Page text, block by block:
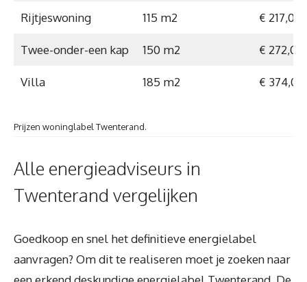
Rijtjeswoning 115 m2 € 217,00
Twee-onder-een kap 150 m2 € 272,00
Villa 185 m2 € 374,00
Prijzen woninglabel Twenterand.
Alle energieadviseurs in
Twenterand vergelijken
Goedkoop en snel het definitieve energielabel
aanvragen? Om dit te realiseren moet je zoeken naar